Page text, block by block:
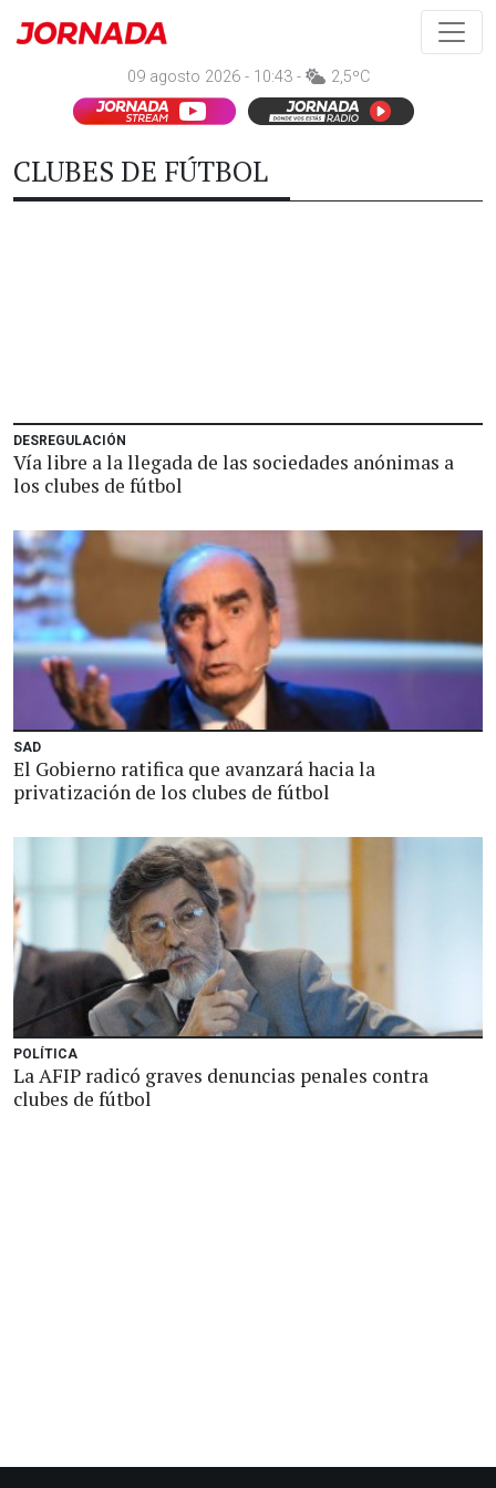
09 agosto 2026 - 10:43 - 2,5ºC
CLUBES DE FÚTBOL
DESREGULACIÓN
Vía libre a la llegada de las sociedades anónimas a
los clubes de fútbol
SAD
El Gobierno ratifica que avanzará hacia la
privatización de los clubes de fútbol
POLÍTICA
La AFIP radicó graves denuncias penales contra
clubes de fútbol